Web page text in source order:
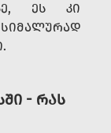
ᲔᲡ ᲙᲘ
- ᲠᲐᲡ